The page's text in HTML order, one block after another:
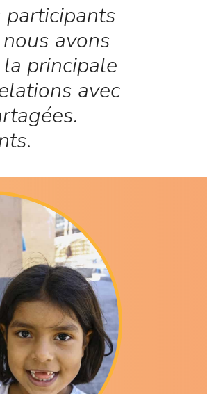
avons
principale
avec